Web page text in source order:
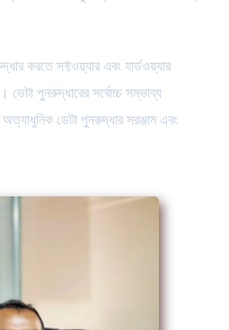
করতে সফ্টওয়্যার এবং হার্ডওয়্যার
ডেটা পুনরুদ্ধারের সর্বোচ্চ সম্ভাব্য
ডেটা পুনরুদ্ধার সরঞ্জাম এবং